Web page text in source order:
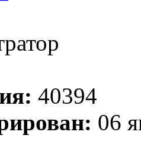
40394
06